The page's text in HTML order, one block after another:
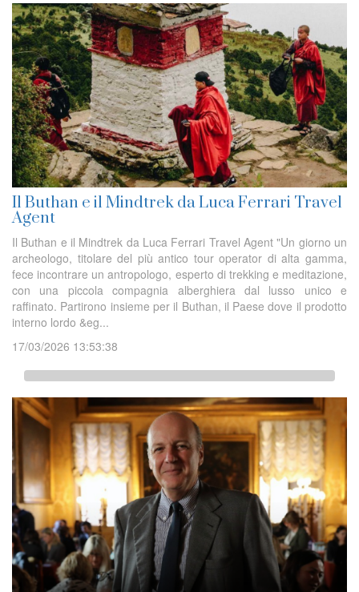
Il Buthan e il Mindtrek da Luca Ferrari Travel
Agent
Il Buthan e il Mindtrek da Luca Ferrari Travel Agent "Un giorno un
archeologo, titolare del più antico tour operator di alta gamma,
fece incontrare un antropologo, esperto di trekking e meditazione,
con una piccola compagnia alberghiera dal lusso unico e
raffinato. Partirono insieme per il Buthan, il Paese dove il prodotto
interno lordo &eg...
17/03/2026 13:53:38